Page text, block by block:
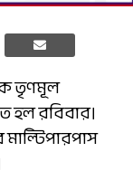
তৃণমূল
হল রবিবার।